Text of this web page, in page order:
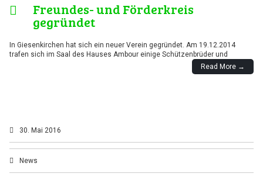
Freundes- und Förderkreis
gegründet
In Giesenkirchen hat sich ein neuer Verein gegründet. Am 19.12.2014
trafen sich im Saal des Hauses Ambour einige Schützenbrüder und
Read More →
30. Mai 2016
News